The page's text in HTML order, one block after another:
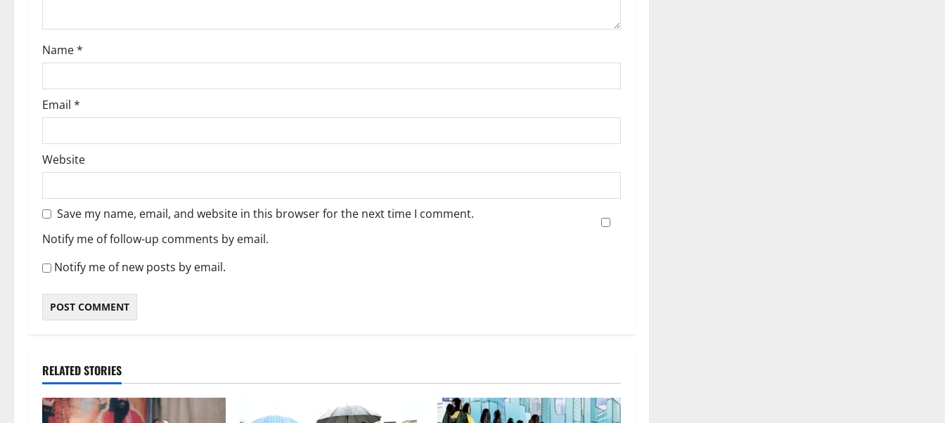
o
n
Name*
Email *
Website
Save my name, email, and website in this browser for the next time I comment.
Notify me of follow-up comments by email.
Notify me of new posts by email.
RELATED STORIES